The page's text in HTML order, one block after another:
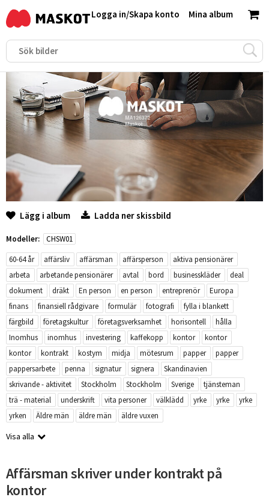
Mina album
Logga in/Skapa konto
Lägg i album Ladda ner skissbild
Modeller:
CHSW01
60-64 år
affärsliv affärsman affärsperson
aktiva pensionärer
arbeta
arbetande pensionärer avtal bord businesskläder
deal
dokument
dräkt En person en person entreprenör
Europa
finans
finansiell rådgivare formulär fotografi
fylla i blankett
färgbild
företagskultur företagsverksamhet horisontell
hålla
Inomhus
inomhus investering kaffekopp kontor
kontor
kontor
kontrakt kostym midja mötesrum papper
papper
pappersarbete
penna signatur signera
Skandinavien
skrivande - aktivitet
Stockholm Stockholm Sverige
tjänsteman
trä - material
underskrift vita personer välklädd yrke yrke
yrke
yrken
Äldre män äldre män äldre vuxen
Visa alla
Affärsman skriver under kontrakt på
kontor